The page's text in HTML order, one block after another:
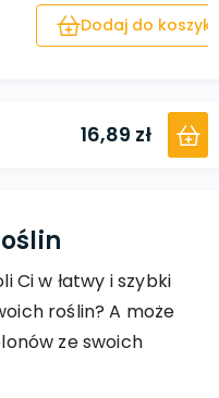
Dodaj do
16,89 zł
Ci w łatwy i szybki
roślin? A może
ze swoich